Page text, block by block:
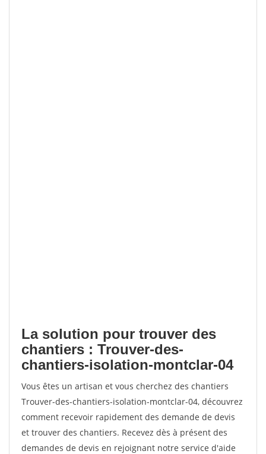
La solution pour trouver des
chantiers : Trouver-des-
chantiers-isolation-montclar-04
Vous êtes un artisan et vous cherchez des chantiers
Trouver-des-chantiers-isolation-montclar-04, découvrez
comment recevoir rapidement des demande de devis
et trouver des chantiers. Recevez dès à présent des
demandes de devis en rejoignant notre service d'aide